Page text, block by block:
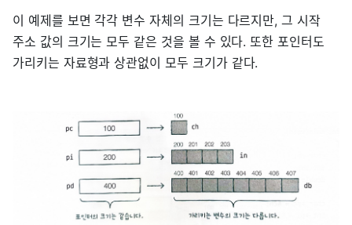
이 예제를 보면 각각 변수 자체의 크기는 다르지만, 그 시작
주소 값의 크기는 모두 같은 것을 볼 수 있다. 또한 포인터도
가리키는 자료형과 상관없이 모두 크기가 같다.